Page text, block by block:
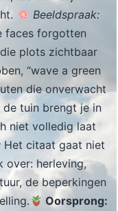
Beeldspraak:
faces forgotten
plots zichtbaar
“wave a green
die onverwacht
tuin brengt je in
niet volledig laat
Het citaat gaat niet
over: herleving,
de beperkingen
Oorsprong: